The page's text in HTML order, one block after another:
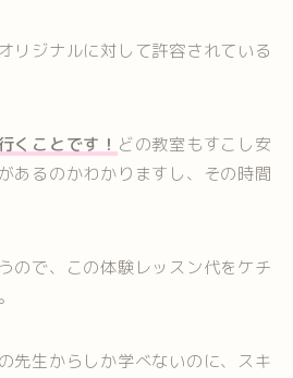
リジナルに対して許容されている
くことです ！ どの教室もすこし安
あるのかわかりますし、その時間
ので、この体験レッスン代をケチ
先生からしか学べないのに、スキ